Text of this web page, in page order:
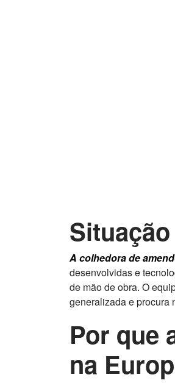
A colhedora de
desenvolvidas e
de mão de obra. O
generalizada e procura
Por que
na